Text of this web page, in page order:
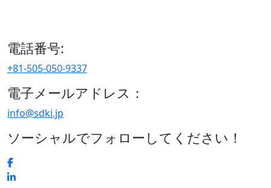
電話番号:
+81-505-050-9337
電子メールアドレス：
info@sdki.jp
ソーシャルでフォローしてください！